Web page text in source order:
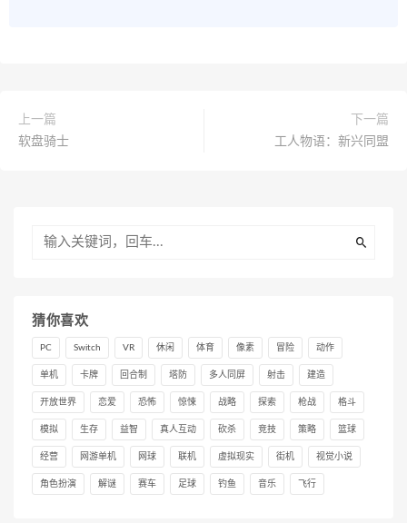
上一篇
软盘骑士
下一篇
工人物语：新兴同盟
猜你喜欢
PC Switch VR 休闲 体育 像素 冒险 动作
单机 卡牌 回合制 塔防 多人同屏 射击 建造
开放世界 恋爱 恐怖 惊悚 战略 探索 枪战 格斗
模拟 生存 益智 真人互动 砍杀 竞技 策略 篮球
经营 网游单机 网球 联机 虚拟现实 街机 视觉小说
角色扮演 解谜 赛车 足球 钓鱼 音乐 飞行